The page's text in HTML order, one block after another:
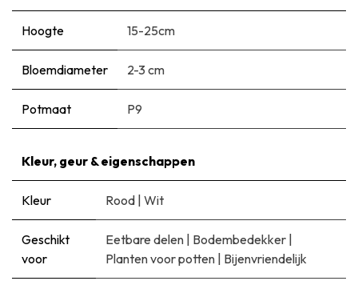
Hoogte 15-25cm
Bloemdiameter 2-3 cm
Potmaat P9
Kleur, geur & eigenschappen
Kleur Rood | Wit
Geschikt
voor
Eetbare delen | Bodembedekker |
Planten voor potten | Bijenvriendelijk